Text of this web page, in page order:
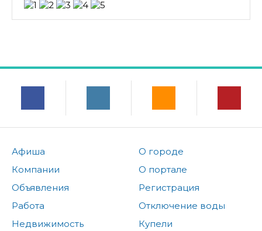
Афиша
Компании
Объявления
Работа
Недвижимость
О городе
О портале
Регистрация
Отключение воды
Купели